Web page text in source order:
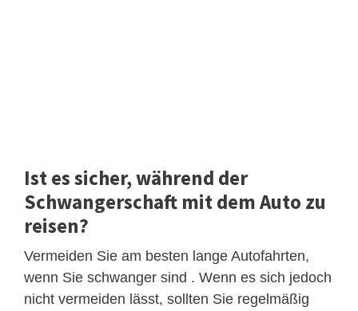
Ist es sicher, während der
Schwangerschaft mit dem Auto zu
reisen?
Vermeiden Sie am besten lange Autofahrten,
wenn Sie schwanger sind . Wenn es sich jedoch
nicht vermeiden lässt, sollten Sie regelmäßig